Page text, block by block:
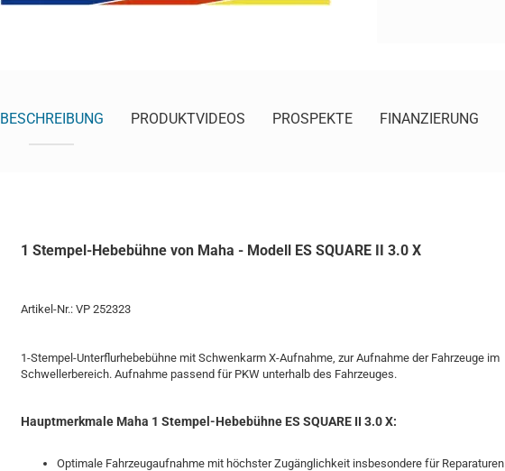
BESCHREIBUNG PRODUKTVIDEOS PROSPEKTE FINANZIERUNG
1 Stempel-Hebebühne von Maha - Modell ES SQUARE II 3.0 X
Artikel-Nr.: VP 252323
1-Stempel-Unterflurhebebühne mit Schwenkarm X-Aufnahme, zur Aufnahme der Fahrzeuge im
Schwellerbereich. Aufnahme passend für PKW unterhalb des Fahrzeuges.
Hauptmerkmale Maha 1 Stempel-Hebebühne ES SQUARE II 3.0 X:
Optimale Fahrzeugaufnahme mit höchster Zugänglichkeit insbesondere für Reparaturen